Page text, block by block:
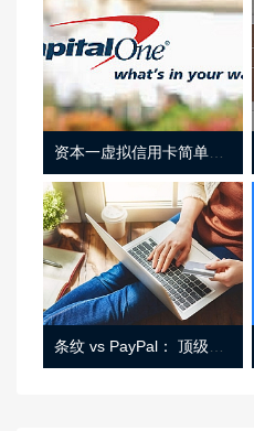
资本一虚拟信用卡简单介绍
条纹 vs PayPal： 顶级功能， 定价 （和更多！